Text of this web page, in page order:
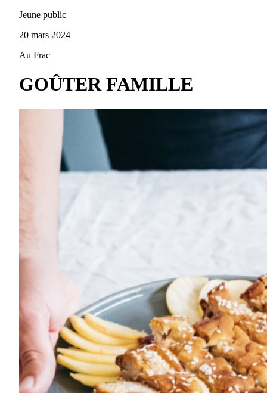
Jeune public
20 mars 2024
Au Frac
GOÛTER FAMILLE